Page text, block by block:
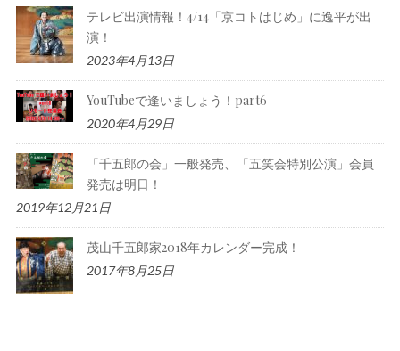
テレビ出演情報！4/14「京コトはじめ」に逸平が出
演！
2023年4月13日
YouTubeで逢いましょう！part6
2020年4月29日
「千五郎の会」一般発売、「五笑会特別公演」会員
発売は明日！
2019年12月21日
茂山千五郎家2018年カレンダー完成！
2017年8月25日